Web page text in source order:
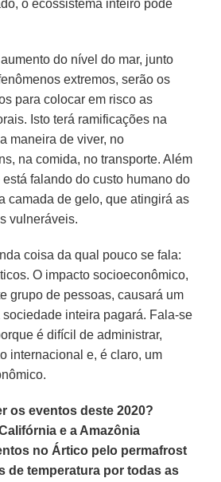
o ecossistema inteiro pode
do nível do mar, junto
extremos, serão os
para colocar em risco as
Isto terá ramificações na
maneira de viver, no
na comida, no transporte. Além
falando do custo humano do
camada de gelo, que atingirá as
vulneráveis.
coisa da qual pouco se fala:
O impacto socioeconômico,
grupo de pessoas, causará um
inteira pagará. Fala-se
é difícil de administrar,
internacional e, é claro, um
os eventos deste 2020?
e a Amazônia
no Ártico pelo permafrost
de temperatura por todas as